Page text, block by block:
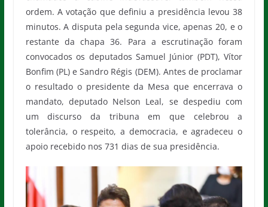
ordem. A votação que definiu a presidência levou 38
minutos. A disputa pela segunda vice, apenas 20, e o
restante da chapa 36. Para a escrutinação foram
convocados os deputados Samuel Júnior (PDT), Vítor
Bonfim (PL) e Sandro Régis (DEM). Antes de proclamar
o resultado o presidente da Mesa que encerrava o
mandato, deputado Nelson Leal, se despediu com
um discurso da tribuna em que celebrou a
tolerância, o respeito, a democracia, e agradeceu o
apoio recebido nos 731 dias de sua presidência.